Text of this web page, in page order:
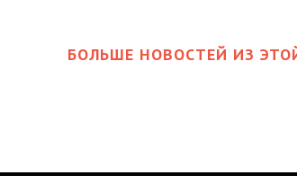
БОЛЬШЕ НОВОСТЕЙ ИЗ